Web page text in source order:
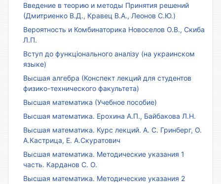
Введение в теорию и методы Принятия решений
(Дмитриенко В.Д., Кравец В.А., Леонов С.Ю.)
Вероятность и Комбинаторика Новоселов О.В., Скиба
Л.П.
Вступ до функціонального аналізу (на украинском
языке)
Высшая алгебра (Конспект лекций для студентов
физико-технического факультета)
Высшая математика (Учебное пособие)
Высшая математика. Ерохина А.П., Байбакова Л.Н.
Высшая математика. Курс лекций. А. С. Гринберг, О.
А.Кастрица, Е. А.Скуратович
Высшая математика. Методические указания 1
часть. Карданов С. О.
Высшая математика. Методические указания 2